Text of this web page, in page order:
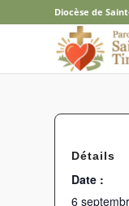
Diocèse de
Détails
Date :
6